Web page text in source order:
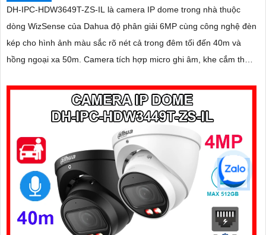
DH-IPC-HDW3649T-ZS-IL là camera IP dome trong nhà thuộc
dòng WizSense của Dahua độ phân giải 6MP cùng công nghệ đèn
kép cho hình ảnh màu sắc rõ nét cả trong đêm tối đến 40m và
hồng ngoại xa 50m. Camera tích hợp micro ghi âm, khe cắm thẻ
phương tiện, nâng cao hiệu quả giám sát an ninh hỗ trợ PoE và
giá rẻ hiệu quả